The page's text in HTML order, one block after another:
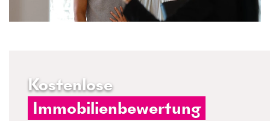
Kostenlose
Immobilienbewertung